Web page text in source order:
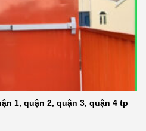
1, quận 2, quận 3, quận 4 tp